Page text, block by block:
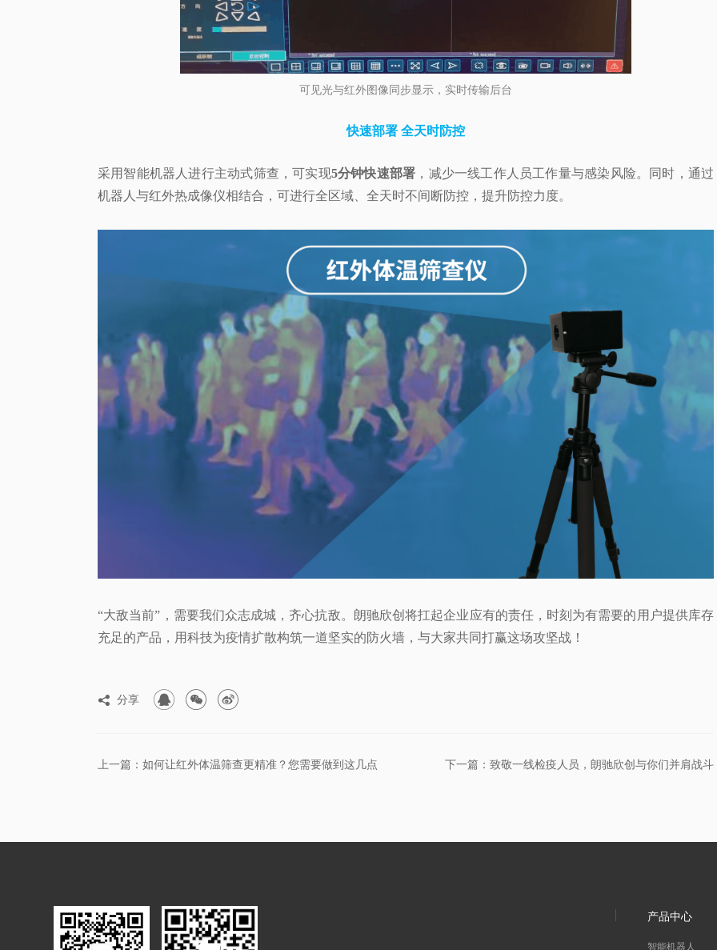
可见光与红外图像同步显示，实时传输后台
快速部署 全天时防控
采用智能机器人进行主动式筛查，可实现5分钟快速部署 ，减少一线工作人员工作量与感染风险。同时，通过
机器人与红外热成像仪相结合，可进行全区域、全天时不间断防控，提升防控力度。
“大敌当前”，需要我们众志成城，齐心抗敌。朗驰欣创将扛起企业应有的责任，时刻为有需要的用户提供库存
充足的产品，用科技为疫情扩散构筑一道坚实的防火墙，与大家共同打赢这场攻坚战！
 分享   
上一篇：如何让红外体温筛查更精准？您需要做到这几点 下一篇：致敬一线检疫人员，朗驰欣创与你们并肩战斗
产品中心
智能机器人